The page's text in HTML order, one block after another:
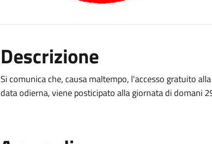
Descrizione
Si comunica che, causa maltempo, l'accesso gratuito
data odierna, viene posticipato alla giornata di domani